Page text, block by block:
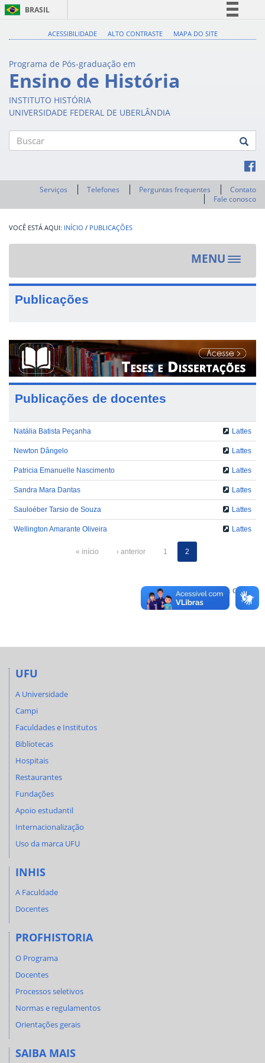
BRASIL
Acesso à informação
ACESSIBILIDADE ALTO CONTRASTE MAPA DO SITE
Programa de Pós-graduação em
Ensino de História
INSTITUTO HISTÓRIA
UNIVERSIDADE FEDERAL DE UBERLÂNDIA
Serviços Telefones Perguntas frequentes
Contato
Fale conosco
INÍCIO / PUBLICAÇÕES
MENU
Toggle
Publicações
Publicações de docentes
Natália Batista Peçanha Lattes
Newton Dângelo Lattes
Patricia Emanuelle Nascimento Lattes
Sandra Mara Dantas Lattes
Sauloéber Tarsio de Souza Lattes
Wellington Amarante Oliveira Lattes
« início ‹ anterior 1 2
Voltar para o topo
UFU
A Universidade
Campi
Faculdades e Institutos
Bibliotecas
Hospitais
Restaurantes
Fundações
Apoio estudantil
Internacionalização
Uso da marca UFU
INHIS
A Faculdade
Docentes
PROFHISTORIA
O Programa
Docentes
Processos seletivos
Normas e regulamentos
Orientações gerais
SAIBA MAIS